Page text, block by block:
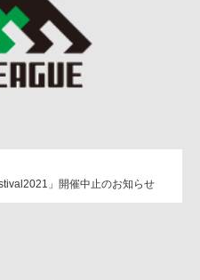
」開催中止のお知らせ